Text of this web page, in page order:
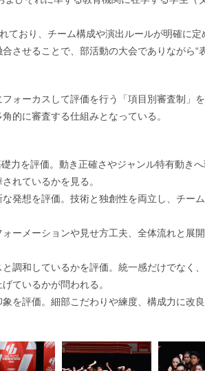
おり、チーム構成や演出ルールが明確に定
させることで、部活動の大会でありながら“
ォーカスして評価を行う「項目別審査制」を
的に審査する仕組みとなっている。
力を評価。動き正確さやジャンル特有動きへ
れているかを見る。
発想を評価。技術と独創性を両立し、チー
ーメーションや見せ方工夫、全体流れと展
調和しているかを評価。統一感だけでなく
ているかが問われる。
を評価。細部こだわりや練度、構成力に改